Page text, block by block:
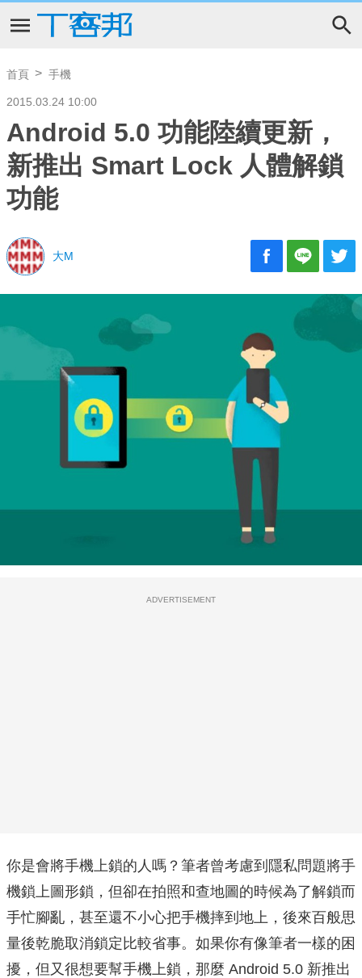
首頁 手機
2015.03.24 10:00
Android 5.0 功能陸續更新，
新推出 Smart Lock 人體解鎖
功能
大M
ADVERTISEMENT
你是會將手機上鎖的人嗎？筆者曾考慮到隱私問題將手
機鎖上圖形鎖，但卻在拍照和查地圖的時候為了解鎖而
手忙腳亂，甚至還不小心把手機摔到地上，後來百般思
量後乾脆取消鎖定比較省事。如果你有像筆者一樣的困
擾，但又很想要幫手機上鎖，那麼 Android 5.0 新推出